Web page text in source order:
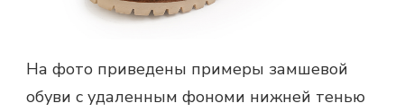
На фото приведены примеры замшевой
обуви с удаленным фономи нижней тенью